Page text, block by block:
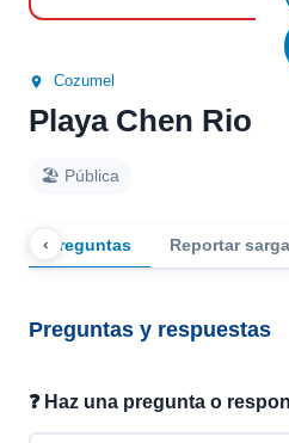
Cozumel
Playa Chen Rio
🏖️ Pública
‹ Preguntas Reportar
Preguntas y respuestas
❓ Haz una pregunta o